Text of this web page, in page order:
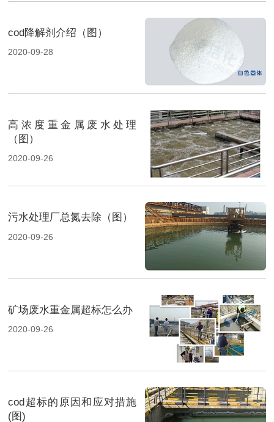
cod降解剂介绍（图）
2020-09-28
高浓度重金属废水处理
（图）
2020-09-26
污水处理厂总氮去除（图）
2020-09-26
矿场废水重金属超标怎么办
2020-09-26
cod超标的原因和应对措施
(图)